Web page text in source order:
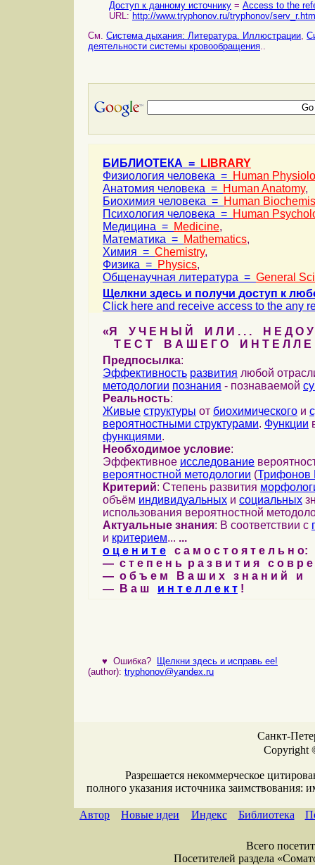
Доступ к данному источнику = Access to the
URL: http://www.tryphonov.ru/tryphonov/
См. Система дыхания: Литература. Иллюстрации,
деятельности системы кровообращения..
БИБЛИОТЕКА =
LIBRARY
Физиология человека = Human
Анатомия человека = Human Anatomy,
Биохимия человека = Human
Психология человека = Human
Медицина = Medicine,
Математика = Mathematics,
Химия = Chemistry,
Физика = Physics,
Общенаучная литература = General
Щелкни здесь и получи доступ к
Click here and receive access to the any
«Я У Ч Е Н Ы Й И Л И . . . Н Е Д О У
Т Е С Т В А Ш Е Г О И Н Т Е Л Л Е
Предпосылка:
Эффективность развития любой
методологии познания - познаваемой
Реальность:
Живые структуры от биохимического и
вероятностными структурами. Функции
функциями.
Необходимое условие:
Эффективное исследование
вероятностной методологии (Трифонов
Критерий: Степень развития
объём индивидуальных и социальных
использования вероятностной
Актуальные знания: В соответствии с
и критерием... ...
о ц е н и т е с а м о с т о я т е л ь н о:
— с т е п е н ь р а з в и т и я с о в р
— о б ъ е м В а ш и х з н а н и й и
— В а ш и н т е л л е к т !
♥ Ошибка?
Щелкни здесь и исправь ее!
(author): tryphonov@yandex.ru
Санкт-
Copyright
Разрешается некоммерческое
полного указания источника заимствования:
Автор Новые идеи Индекс Библиотека
Всего
Посетителей раздела